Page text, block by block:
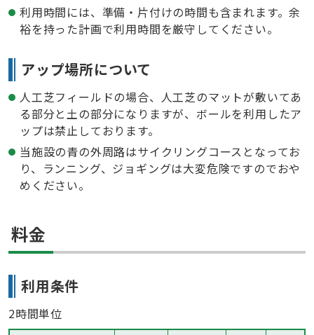
利用時間には、準備・片付けの時間も含まれます。余
裕を持った計画で利用時間を厳守してください。
アップ場所について
人工芝フィールドの場合、人工芝のマットが敷いてあ
る部分と土の部分になりますが、ボールを利用したア
ップは禁止しております。
当施設の青の外周路はサイクリングコースとなってお
り、ランニング、ジョギングは大変危険ですのでおや
めください。
料金
利用条件
2時間単位